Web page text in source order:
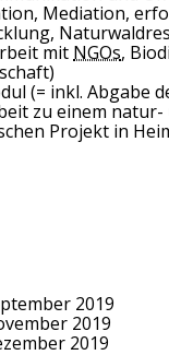
Mediation,
mit NGOs,
(= inkl. Abgabe
zu einem natur-
Projekt in
2019
2019
2019